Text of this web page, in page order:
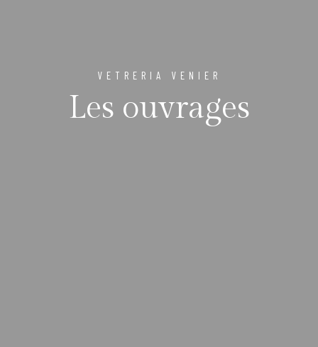
VETRERIA VENIER
Les ouvrages